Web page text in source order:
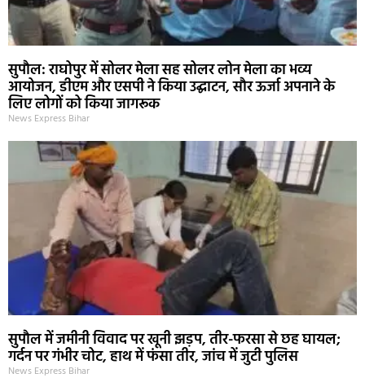
सुपौल: राघोपुर में सोलर मेला सह सोलर लोन मेला का भव्य
आयोजन, डीएम और एसपी ने किया उद्घाटन, सौर ऊर्जा अपनाने के
लिए लोगों को किया जागरूक
News Express Bihar
सुपौल में जमीनी विवाद पर खूनी झड़प, तीर-फरसा से छह घायल;
गर्दन पर गंभीर चोट, हाथ में फंसा तीर, जांच में जुटी पुलिस
News Express Bihar